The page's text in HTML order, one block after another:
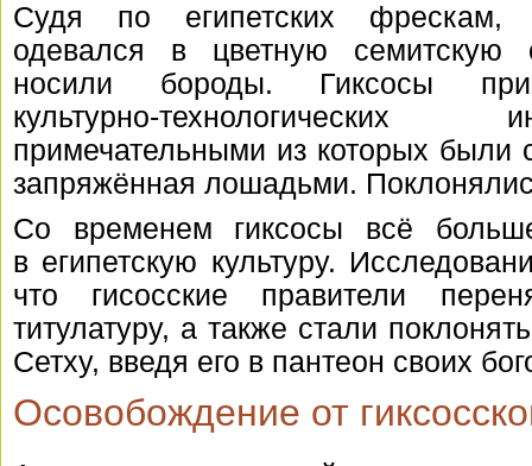
Судя по египетских
одевался в цветную
носили бороды. Гиксосы
культурно-технологических
примечательными из которых были
запряжённая лошадьми.
Со временем гиксосы всё
в египетскую культуру.
что гисосские правители
титулатуру, а также стали
Сетху, введя его в пантеон своих
Осовобождение от